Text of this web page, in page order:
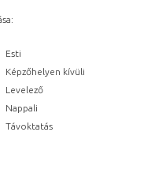
Esti
Képzőhelyen kívüli
Levelező
Nappali
Távoktatás